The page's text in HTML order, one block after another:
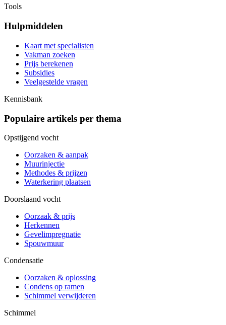
Tools
Hulpmiddelen
Kaart met specialisten
Vakman zoeken
Prijs berekenen
Subsidies
Veelgestelde vragen
Kennisbank
Populaire artikels per thema
Opstijgend vocht
Oorzaken & aanpak
Muurinjectie
Methodes & prijzen
Waterkering plaatsen
Doorslaand vocht
Oorzaak & prijs
Herkennen
Gevelimpregnatie
Spouwmuur
Condensatie
Oorzaken & oplossing
Condens op ramen
Schimmel verwijderen
Schimmel